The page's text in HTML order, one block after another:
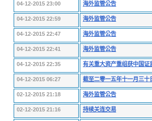
04-12-2015 23:00 海外监管公告
04-12-2015 22:59 海外监管公告
04-12-2015 22:47 海外监管公告
04-12-2015 22:41 海外监管公告
04-12-2015 22:35 有关重大资产重组获中国证
04-12-2015 06:27 截至二零一五年十一月三十
02-12-2015 21:18 海外监管公告
02-12-2015 21:16 持续关连交易